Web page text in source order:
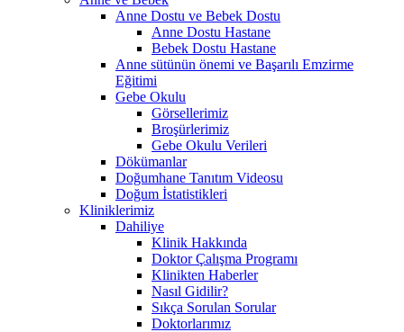
Anne Dostu ve Bebek Dostu
Anne Dostu Hastane
Bebek Dostu Hastane
Anne sütünün önemi ve Başarılı Emzirme
Eğitimi
Gebe Okulu
Görsellerimiz
Broşürlerimiz
Gebe Okulu Verileri
Dökümanlar
Doğumhane Tanıtım Videosu
Doğum İstatistikleri
Kliniklerimiz
Dahiliye
Klinik Hakkında
Doktor Çalışma Programı
Klinikten Haberler
Nasıl Gidilir?
Sıkça Sorulan Sorular
Doktorlarımız